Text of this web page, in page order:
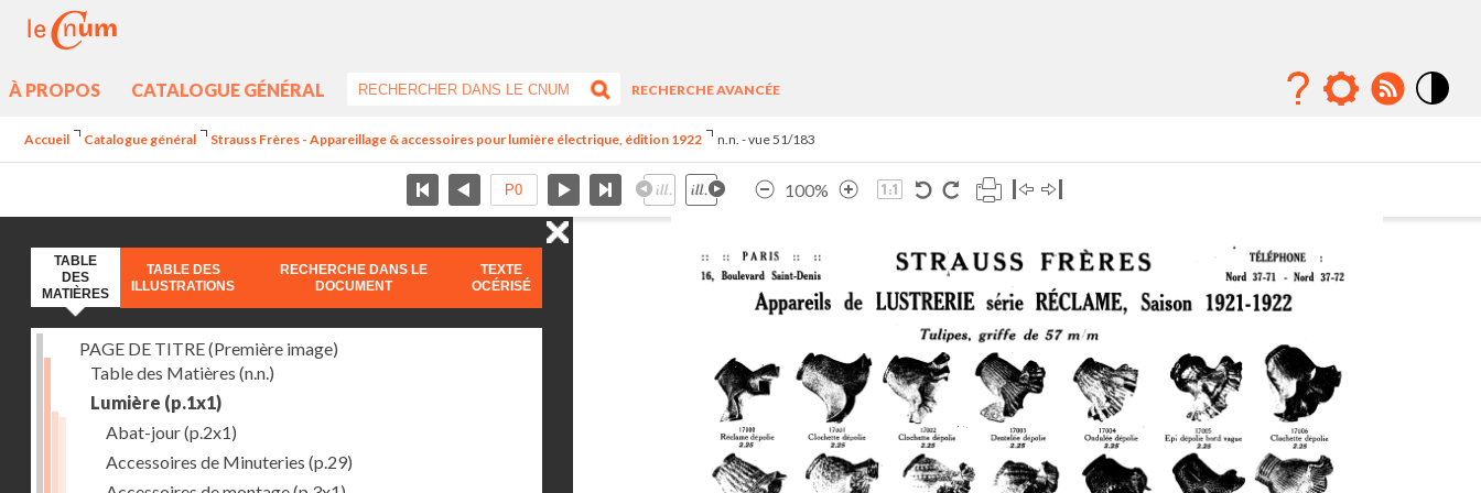
À PROPOS CATALOGUE GÉNÉRAL
RECHERCHE AVANCÉE
Accueil Catalogue général Strauss Frères - Appareillage & accessoires pour lumière électrique, édition 1922 n.n. - vue 51/183
100%
TABLE
DES
MATIÈRES
TABLE DES
ILLUSTRATIONS
RECHERCHE DANS LE
DOCUMENT
TEXTE
OCÉRISÉ
PAGE DE TITRE (Première image)
Table des Matières (n.n.)
Lumière (p.1x1)
Abat-jour(p.2x1)
Accessoires de Minuteries (p.29)